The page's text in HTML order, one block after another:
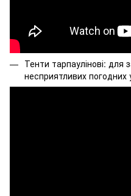
Тенти тарпаулінові: для
несприятливих погодних